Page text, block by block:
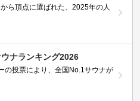
ら頂点に選ばれた、2025年の人
ナランキング2026
の投票により、全国No.1サウナが